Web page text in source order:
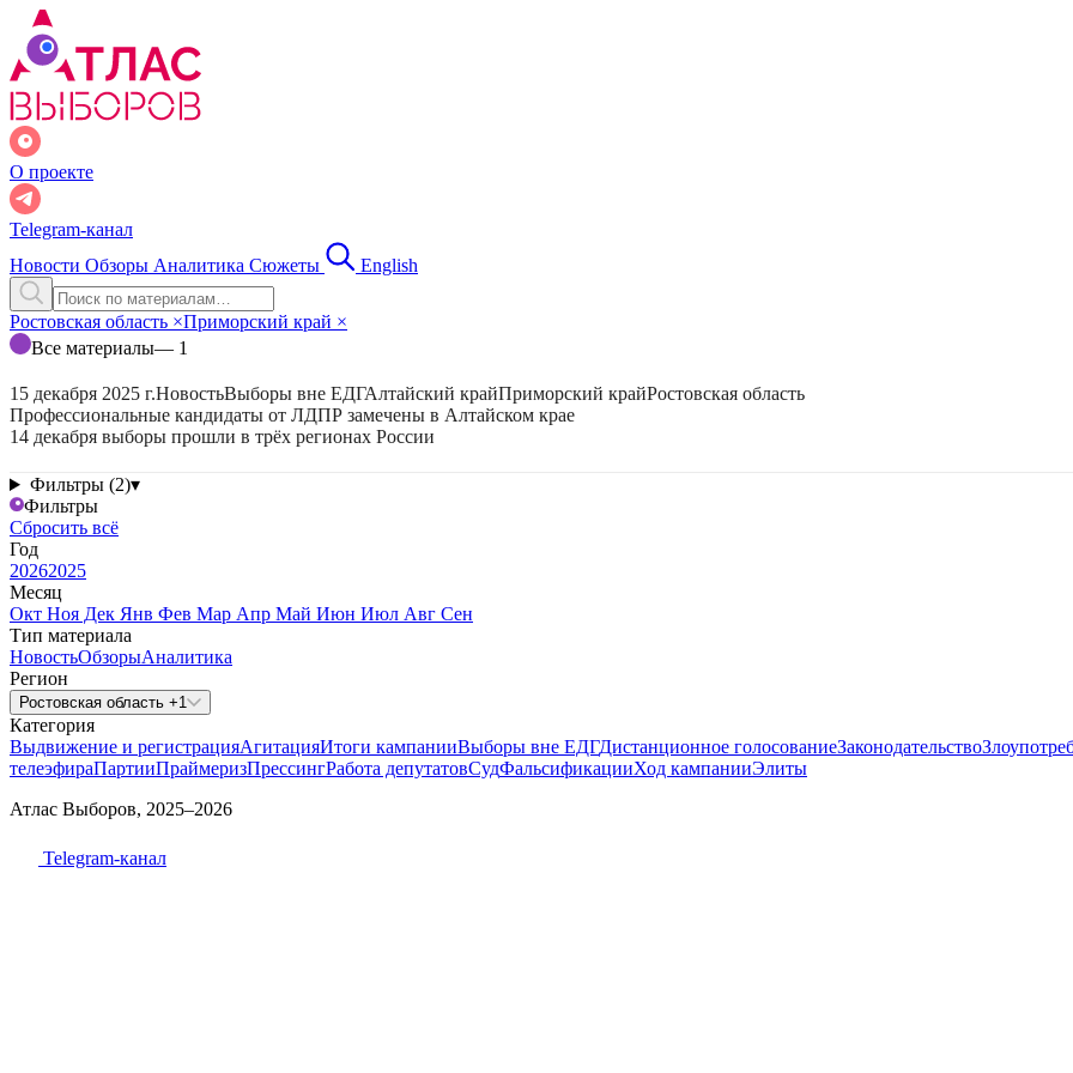
О проекте
Telegram-канал
Новости Обзоры Аналитика Сюжеты English
Ростовская область ×Приморский край ×
Все материалы— 1
15 декабря 2025 г.НовостьВыборы вне ЕДГАлтайский крайПриморский крайРостовская область
Профессиональные кандидаты от ЛДПР замечены в Алтайском крае
14 декабря выборы прошли в трёх регионах России
Фильтры (2)▾
Фильтры
Сбросить всё
Год
20262025
Месяц
Окт Ноя Дек Янв Фев Мар Апр Май Июн Июл Авг Сен
Тип материала
НовостьОбзорыАналитика
Регион
Ростовская область +1
Категория
Выдвижение и регистрацияАгитацияИтоги кампанииВыборы вне ЕДГДистанционное голосованиеЗаконодательство
телеэфираПартииПраймеризПрессингРабота депутатовСудФальсификацииХод кампанииЭлиты
Атлас Выборов, 2025–2026
Telegram-канал